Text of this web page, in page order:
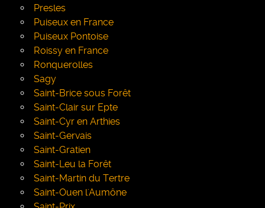
Presles
Puiseux en France
Puiseux Pontoise
Roissy en France
Ronquerolles
Sagy
Saint-Brice sous Forêt
Saint-Clair sur Epte
Saint-Cyr en Arthies
Saint-Gervais
Saint-Gratien
Saint-Leu la Forêt
Saint-Martin du Tertre
Saint-Ouen l'Aumône